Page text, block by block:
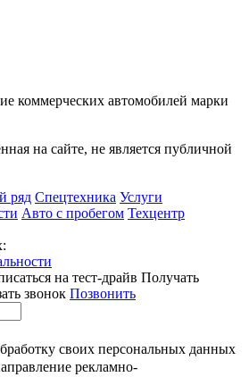
коммерческих автомобилей марки
на сайте, не является публичной
ряд Спецтехника Услуги
Авто с пробегом Техцентр
на тест-драйв Получать
звонок Позвонить
своих персональных данных
рекламно-